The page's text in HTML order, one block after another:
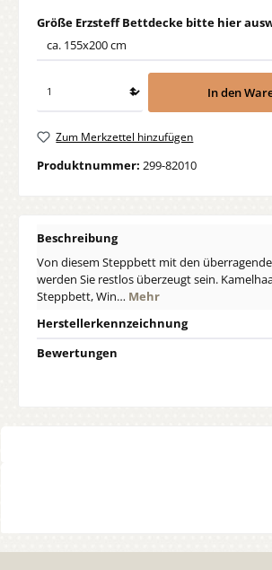
Größe Erzsteff Bettdecke bitte hier
In den
Zum Merkzettel hinzufügen
Produktnummer: 299-82010
Beschreibung
Von diesem Steppbett mit den
werden Sie restlos überzeugt sein.
Steppbett, Win… Mehr
Herstellerkennzeichnung
Bewertungen